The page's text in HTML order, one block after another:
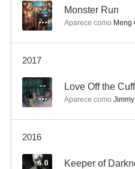
6.1
-- Monster Run
Aparece como Meng
2017
-- Love Off the Cuff
Aparece como Jimmy
2016
6.0 Keeper of